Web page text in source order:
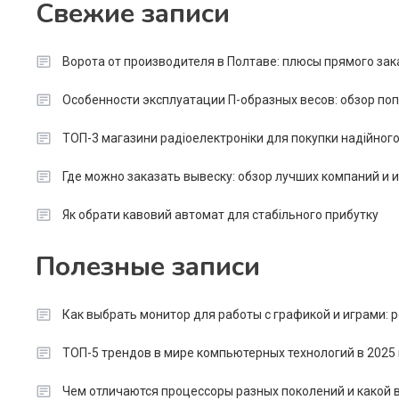
Свежие записи
Ворота от производителя в Полтаве: плюсы прямого
Особенности эксплуатации П-образных весов: обзор
ТОП-3 магазини радіоелектроніки для покупки
Где можно заказать вывеску: обзор лучших компаний и
Як обрати кавовий автомат для стабільного прибутку
Полезные записи
Как выбрать монитор для работы с графикой и играми:
ТОП-5 трендов в мире компьютерных технологий в 2025
Чем отличаются процессоры разных поколений и какой